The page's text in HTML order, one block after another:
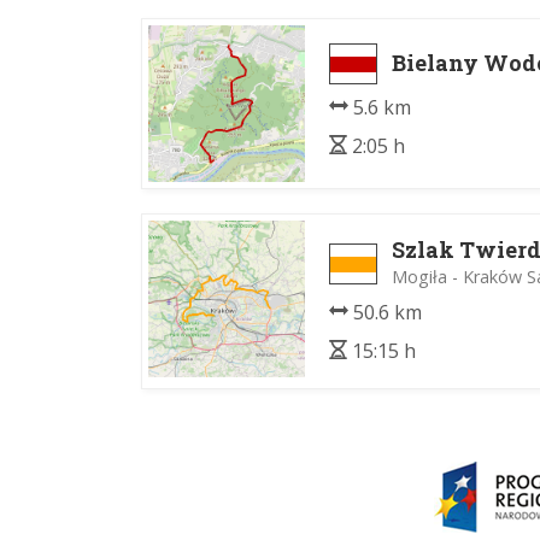
Bielany
5.6 km
2:05 h
Szlak
Mogiła - Kraków
50.6 km
15:15 h